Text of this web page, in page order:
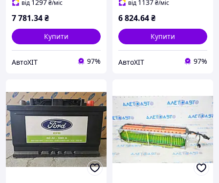
від 1297₴/міс
7 781.34₴
Купити
АвтоХІТ 97%
від 1137₴/міс
6 824.64₴
Купити
АвтоХІТ 97%